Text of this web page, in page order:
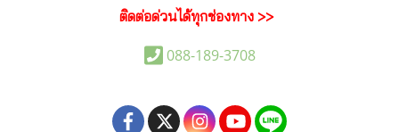
ติดต่อด่วนได้ทุกช่องทาง >>
088-189-3708